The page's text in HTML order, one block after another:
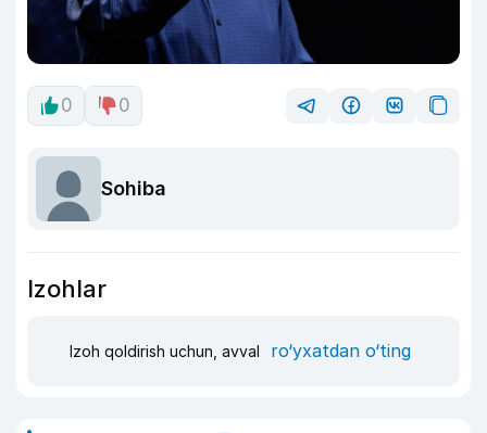
0 0
Sohiba
Izohlar
Izoh qoldirish uchun, avval ro‘yxatdan o‘ting